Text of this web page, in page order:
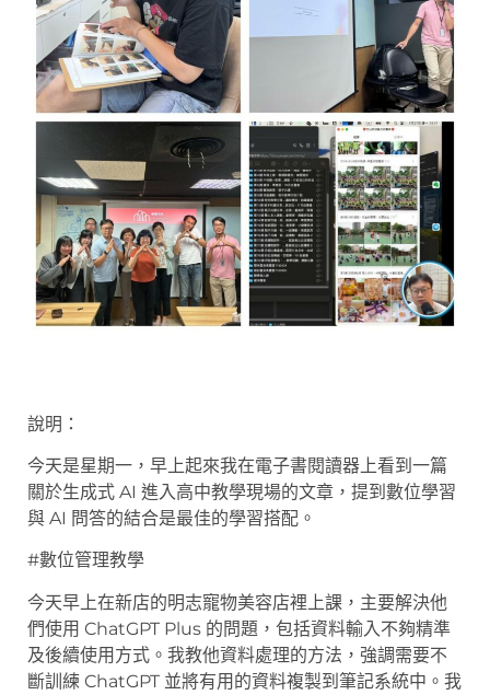
說明：
今天是星期一，早上起來我在電子書閱讀器上看到一篇
關於生成式 AI 進入高中教學現場的文章，提到數位學習
與 AI 問答的結合是最佳的學習搭配。
#數位管理教學
今天早上在新店的明志寵物美容店裡上課，主要解決他
們使用 ChatGPT Plus 的問題，包括資料輸入不夠精準
及後續使用方式。我教他資料處理的方法，強調需要不
斷訓練 ChatGPT 並將有用的資料複製到筆記系統中。我